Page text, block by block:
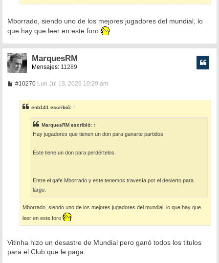
Mborrado, siendo uno de los mejores jugadores del mundial, lo
que hay que leer en este foro
MarquesRM
Mensajes: 11289
#10270M
a
j
e
Lun Jul 13, 2026 10:29 am
enb141 escribió: ↑
MarquesRM escribió: ↑
Hay jugadores que tienen un don para ganarte partidos.
Este tiene un don para perdértelos.
Entre el gafe Mborrado y este tenemos travesía por el desierto para
largo.
Mborrado, siendo uno de los mejores jugadores del mundial, lo que hay que
leer en este foro
Vitinha hizo un desastre de Mundial pero ganó todos los titulos
para el Club que le paga.